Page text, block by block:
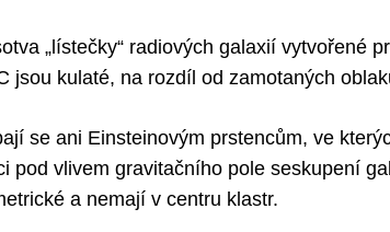
„lístečky“ radiových galaxií vytvořené
jsou kulaté, na rozdíl od zamotaných
se ani Einsteinovým prstencům, ve
pod vlivem gravitačního pole seskupení
a nemají v centru klastr.